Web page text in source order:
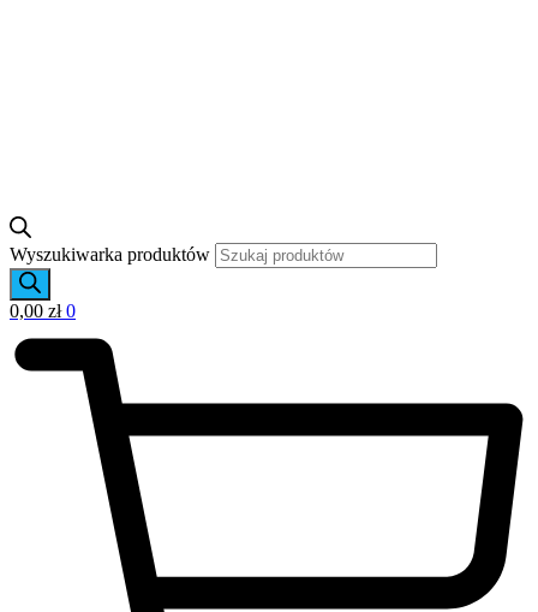
Wyszukiwarka produktów
0,00 zł 0